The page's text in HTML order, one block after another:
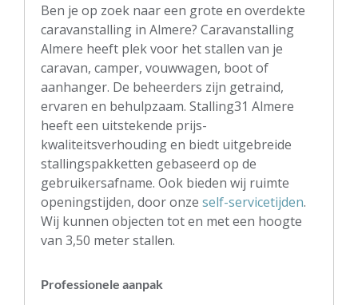
Ben je op zoek naar een grote en overdekte
caravanstalling in Almere? Caravanstalling
Almere heeft plek voor het stallen van je
caravan, camper, vouwwagen, boot of
aanhanger. De beheerders zijn getraind,
ervaren en behulpzaam. Stalling31 Almere
heeft een uitstekende prijs-
kwaliteitsverhoudingen biedt uitgebreide
stallingspakketten gebaseerd op de
gebruikersafname. Ook bieden wij ruimte
openingstijden, door onze self-servicetijden.
Wij kunnen objecten tot en met een hoogte
van 3,50 meter stallen.
Professionele aanpak